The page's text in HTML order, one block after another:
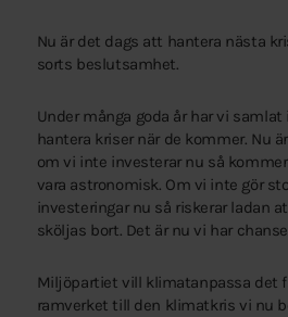
Nu är det dags att hantera nästa
sorts beslutsamhet.
Under många goda år har vi
hantera kriser när de kommer. Nu
om vi inte investerar nu så
vara astronomisk. Om vi inte gör
investeringar nu så riskerar ladan
sköljas bort. Det är nu vi har
Miljöpartiet vill klimatanpassa det
ramverket till den klimatkris vi nu